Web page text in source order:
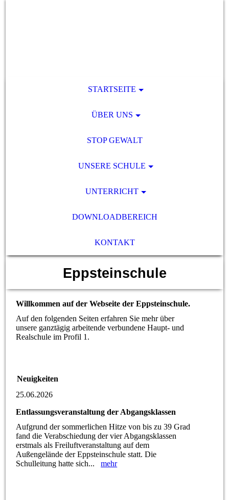
STARTSEITE
ÜBER UNS
STOP GEWALT
UNSERE SCHULE
UNTERRICHT
DOWNLOADBEREICH
KONTAKT
Eppsteinschule
Willkommen auf der Webseite der Eppsteinschule.
Auf den folgenden Seiten erfahren Sie mehr über
unsere ganztägig arbeitende verbundene Haupt- und
Realschule im Profil 1.
Neuigkeiten
25.06.2026
Entlassungsveranstaltung der Abgangsklassen
Aufgrund der sommerlichen Hitze von bis zu 39 Grad
fand die Verabschiedung der vier Abgangsklassen
erstmals als Freiluftveranstaltung auf dem
Außengelände der Eppsteinschule statt. Die
Schulleitung hatte sich...mehr